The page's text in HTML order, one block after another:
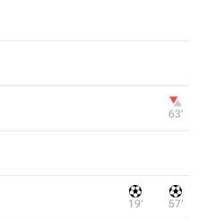
63‎’‎
19‎’‎ 57‎’‎